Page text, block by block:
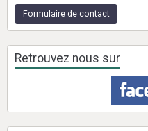
Formulaire de contact
Retrouvez nous sur